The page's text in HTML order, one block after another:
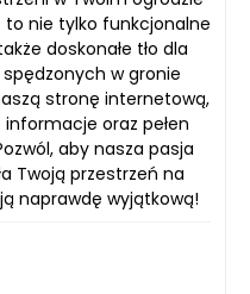
to nie tylko funkcjonalne
doskonałe tło dla
w gronie
stronę internetową,
informacje oraz pełen
aby nasza pasja
Twoją przestrzeń na
naprawdę wyjątkową!